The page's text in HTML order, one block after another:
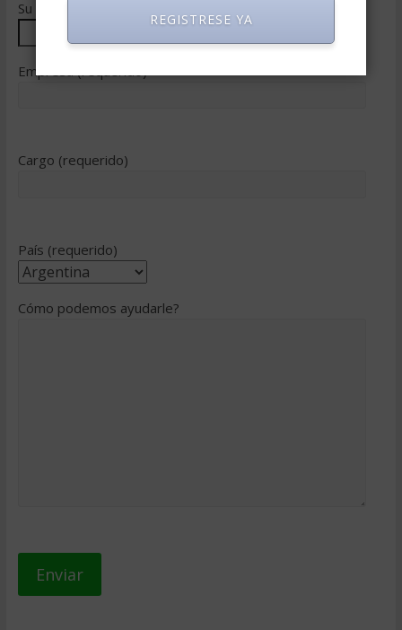
Su teléfono (requerido)
Empresa (requerido)
Cargo (requerido)
País (requerido)
Cómo podemos ayudarle?
REGISTRESE YA